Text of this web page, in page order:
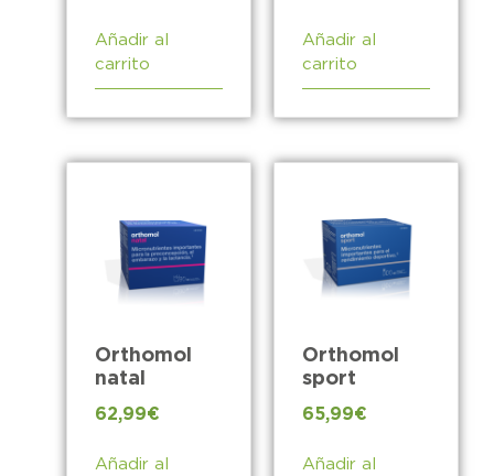
Añadir al
carrito
Añadir al
carrito
Orthomol
natal
62,99€
Añadir al
Orthomol
sport
65,99€
Añadir al